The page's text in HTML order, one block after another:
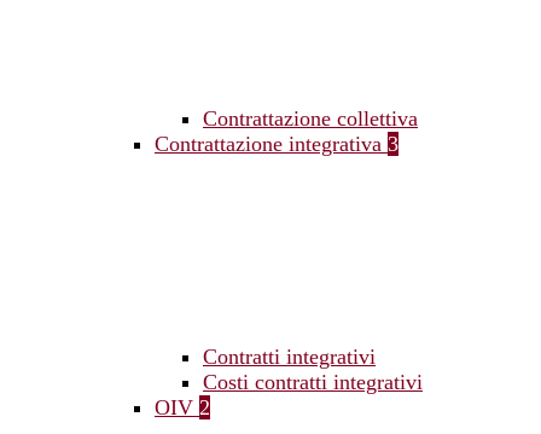
Contrattazione collettiva
Contrattazione integrativa 3
Contratti integrativi
Costi contratti integrativi
OIV 2